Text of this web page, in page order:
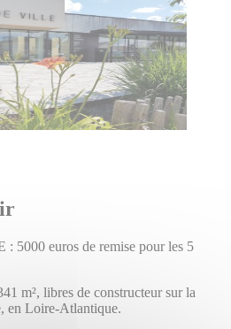
5000 euros de remise pour les 5
m², libres de constructeur sur la
en Loire-Atlantique.